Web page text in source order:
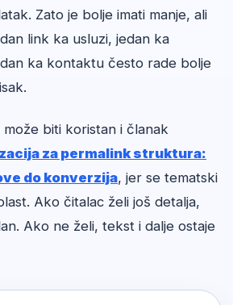
Zato je bolje imati manje, ali
link ka usluzi, jedan ka
ka kontaktu često rade bolje
biti koristan i članak
za permalink struktura:
do konverzija, jer se tematski
Ako čitalac želi još detalja,
Ako ne želi, tekst i dalje ostaje